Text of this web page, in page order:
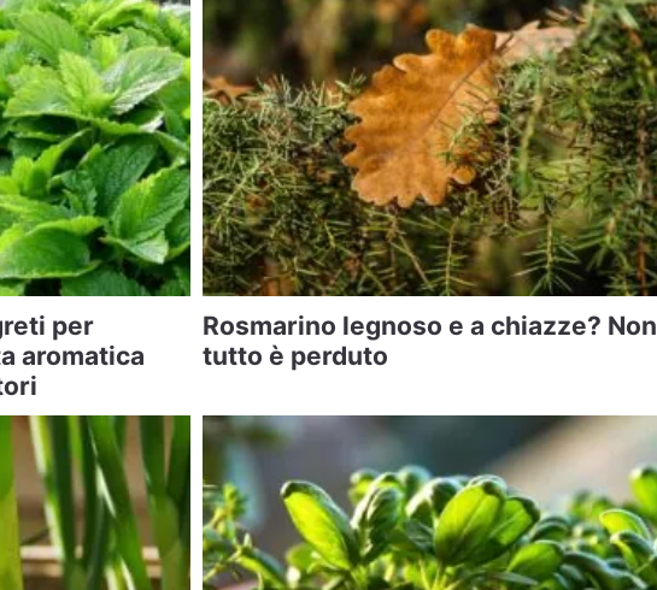
per
aromatica
Rosmarino legnoso e a chiazze? Non
tutto è perduto